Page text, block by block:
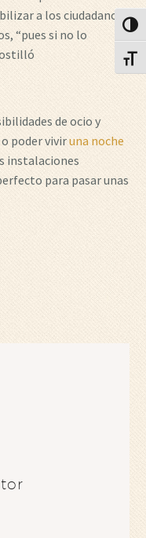
a los ciudadanos
“pues si no lo
de ocio y
poder viviruna noche
instalaciones
para pasar unas